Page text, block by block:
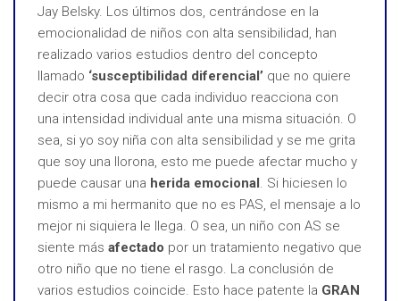
Jay Belsky. Los últimos dos, centrándose en la
emocionalidad de niños con alta sensibilidad, han
realizado varios estudios dentro del concepto
llamado ‘susceptibilidad diferencial’ que no quiere
decir otra cosa que cada individuo reacciona con
una intensidad individual ante una misma situación. O
sea, si yo soy niña con alta sensibilidad y se me grita
que soy una llorona, esto me puede afectar mucho y
puede causar una herida emocional. Si hiciesen lo
mismo a mi hermanito que no es PAS, el mensaje a lo
mejor ni siquiera le llega. O sea, un niño con AS se
siente más afectado por un tratamiento negativo que
otro niño que no tiene el rasgo. La conclusión de
varios estudios coincide. Esto hace patente la GRAN